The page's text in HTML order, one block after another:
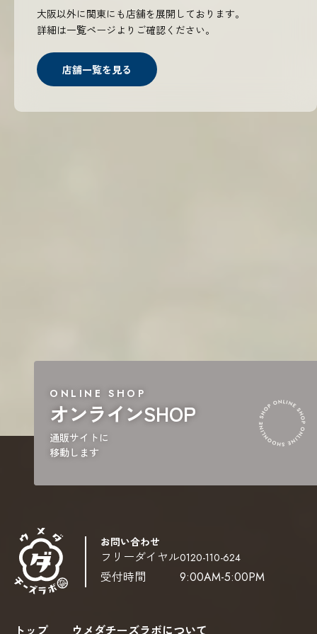
大阪以外に関東にも店舗を展開しております。
詳細は一覧ページよりご確認ください。
店舗一覧を見る
オンラインSHOP
通販サイトに
移動します
お問い合わせ
フリーダイヤル0120-110-624
受付時間 9:00AM-5:00PM
トップ ウメダチーズラボについて